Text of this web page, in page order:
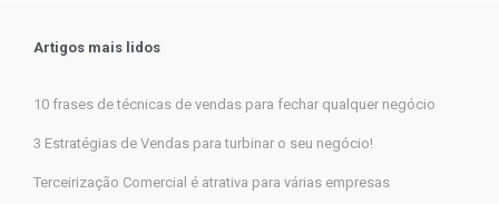
Artigos mais lidos
10 frases de técnicas de vendas para fechar qualquer negócio
3 Estratégias de Vendas para turbinar o seu negócio!
Terceirização Comercial é atrativa para várias empresas